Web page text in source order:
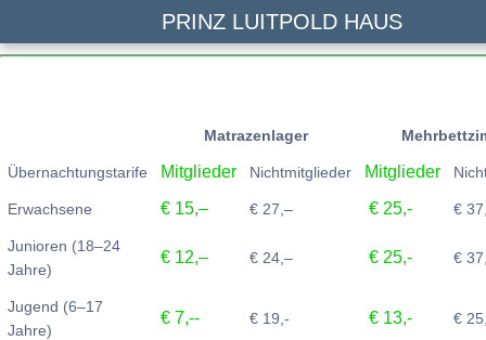
PRINZ LUITPOLD HAUS
Matrazenlager
Übernachtungstarife Mitglieder Nichtmitglieder Mitglieder
Erwachsene € 15,– € 27,– € 25,- €
Junioren (18–24
Jahre)
€ 12,– € 24,– € 25,- €
Jugend (6–17
Jahre)
€ 7,-- € 19,- € 13,- €